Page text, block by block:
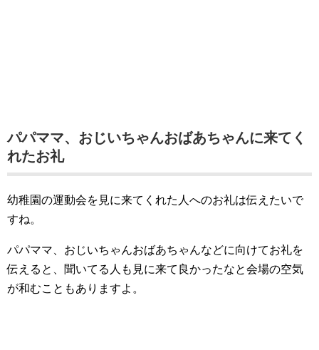
パパママ、おじいちゃんおばあちゃんに来てく
れたお礼
幼稚園の運動会を見に来てくれた人へのお礼は伝えたいで
すね。
パパママ、おじいちゃんおばあちゃんなどに向けてお礼を
伝えると、聞いてる人も見に来て良かったなと会場の空気
が和むこともありますよ。